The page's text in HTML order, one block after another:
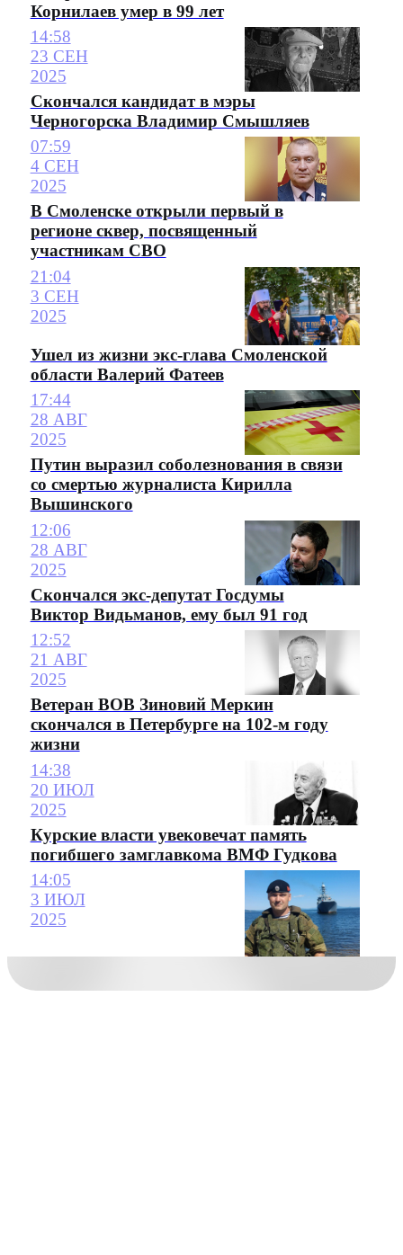
Корнилаев умер в 99 лет
14:58
23 СЕН
2025
Скончался кандидат в мэры
Черногорска Владимир Смышляев
07:59
4 СЕН
2025
В Смоленске открыли первый в
регионе сквер, посвященный
участникам СВО
21:04
3 СЕН
2025
Ушел из жизни экс-глава Смоленской
области Валерий Фатеев
17:44
28 АВГ
2025
Путин выразил соболезнования в связи
со смертью журналиста Кирилла
Вышинского
12:06
28 АВГ
2025
Скончался экс-депутат Госдумы
Виктор Видьманов, ему был 91 год
12:52
21 АВГ
2025
Ветеран ВОВ Зиновий Меркин
скончался в Петербурге на 102-м году
жизни
14:38
20 ИЮЛ
2025
Курские власти увековечат память
погибшего замглавкома ВМФ Гудкова
14:05
3 ИЮЛ
2025